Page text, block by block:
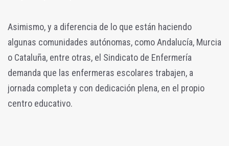
Asimismo, y a diferencia de lo que están haciendo
algunas comunidades autónomas, como Andalucía, Murcia
o Cataluña, entre otras, el Sindicato de Enfermería
demanda que las enfermeras escolares trabajen, a
jornada completa y con dedicación plena, en el propio
centro educativo.